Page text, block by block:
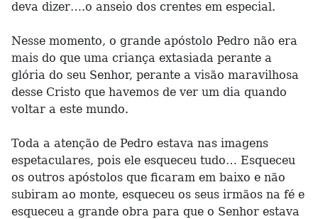
deva dizer….o anseio dos crentes em especial.
Nesse momento, o grande apóstolo Pedro não era
mais do que uma criança extasiada perante a
glória do seu Senhor, perante a visão maravilhosa
desse Cristo que havemos de ver um dia quando
voltar a este mundo.
Toda a atenção de Pedro estava nas imagens
espetaculares, pois ele esqueceu tudo… Esqueceu
os outros apóstolos que ficaram em baixo e não
subiram ao monte, esqueceu os seus irmãos na fé e
esqueceu a grande obra para que o Senhor estava